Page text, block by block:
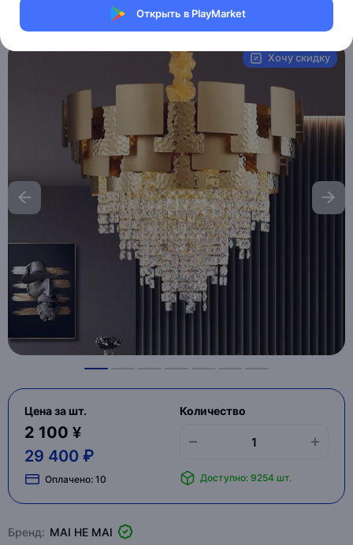
Открыть в PlayMarket
MXM6900765341
Хочу скидку
Цена за шт.
2 100 ¥
29 400 ₽
Оплачено: 10
Количество
Доступно: 9254 шт.
Бренд: MAI HE MAI